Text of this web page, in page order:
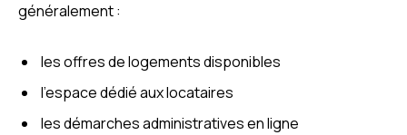
généralement :
les offres de logements disponibles
l’espace dédié aux locataires
les démarches administratives en ligne